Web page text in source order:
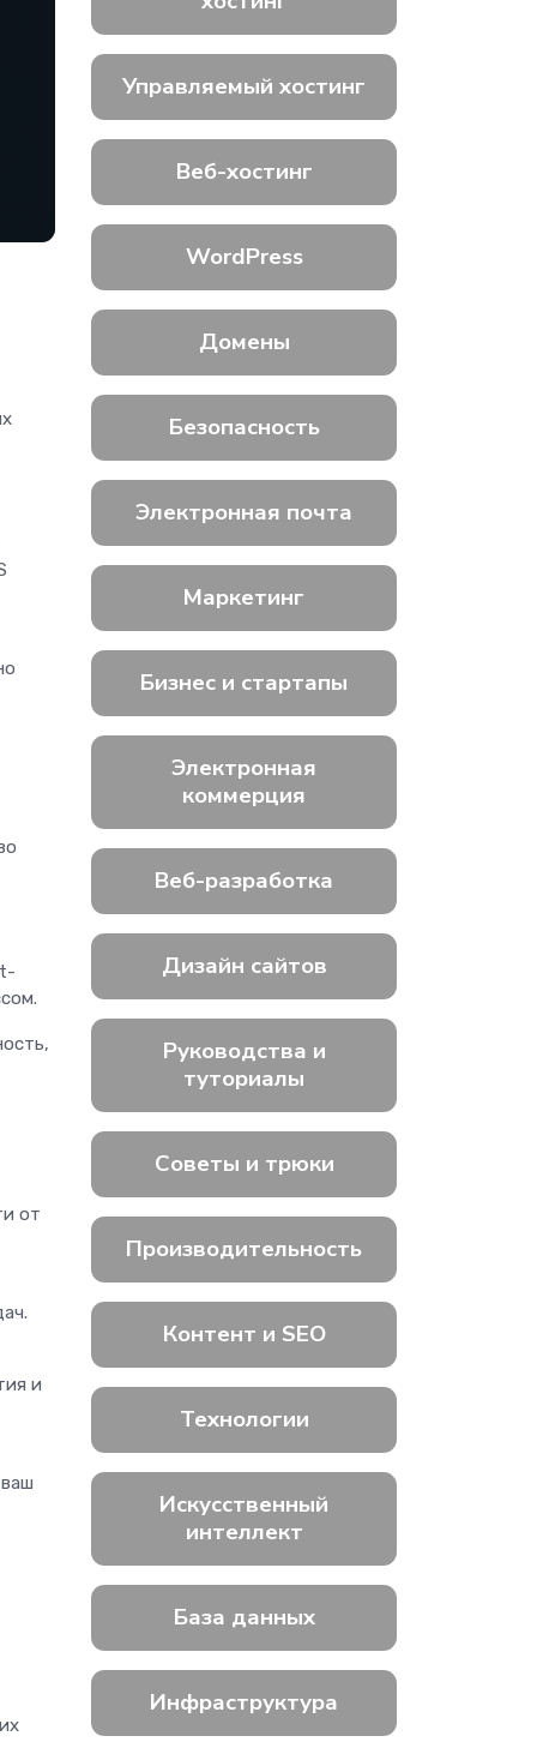
от
и
Управляемый хостинг
Веб-хостинг
WordPress
Домены
Безопасность
Электронная почта
Маркетинг
Бизнес и стартапы
Электронная
коммерция
Веб-разработка
Дизайн сайтов
Руководства и
туториалы
Советы и трюки
Производительность
Контент и SEO
Технологии
Искусственный
интеллект
База данных
Инфраструктура